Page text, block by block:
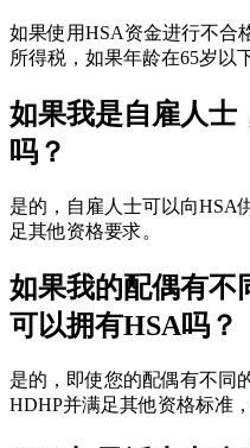
如果使用HSA资金进行不合
所得税，如果年龄在65岁以
如果我是自雇人士
吗？
是的，自雇人士可以向HSA
足其他资格要求。
如果我的配偶有不
可以拥有HSA吗？
是的，即使您的配偶有不同
HDHP并满足其他资格标准